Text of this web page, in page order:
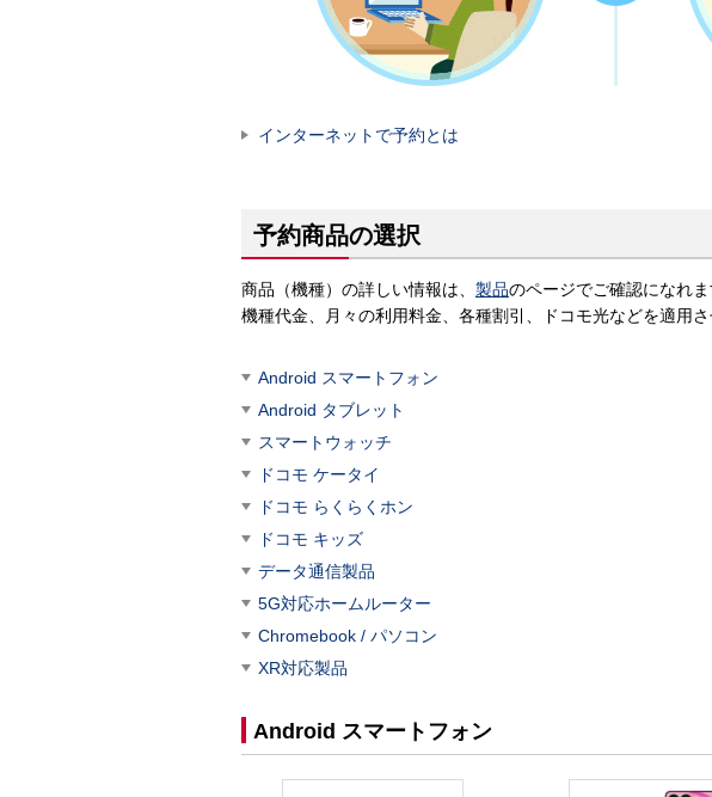
インターネットで予約とは
予約商品の選択
商品（機種）の詳しい情報は、 製品のページでご確認になれま
機種代金、月々の利用料金、各種割引、ドコモ光などを適用
Android スマートフォン
Android タブレット
スマートウォッチ
ドコモ ケータイ
ドコモ らくらくホン
ドコモ キッズ
データ通信製品
5G対応ホームルーター
Chromebook / パソコン
XR対応製品
Android スマートフォン